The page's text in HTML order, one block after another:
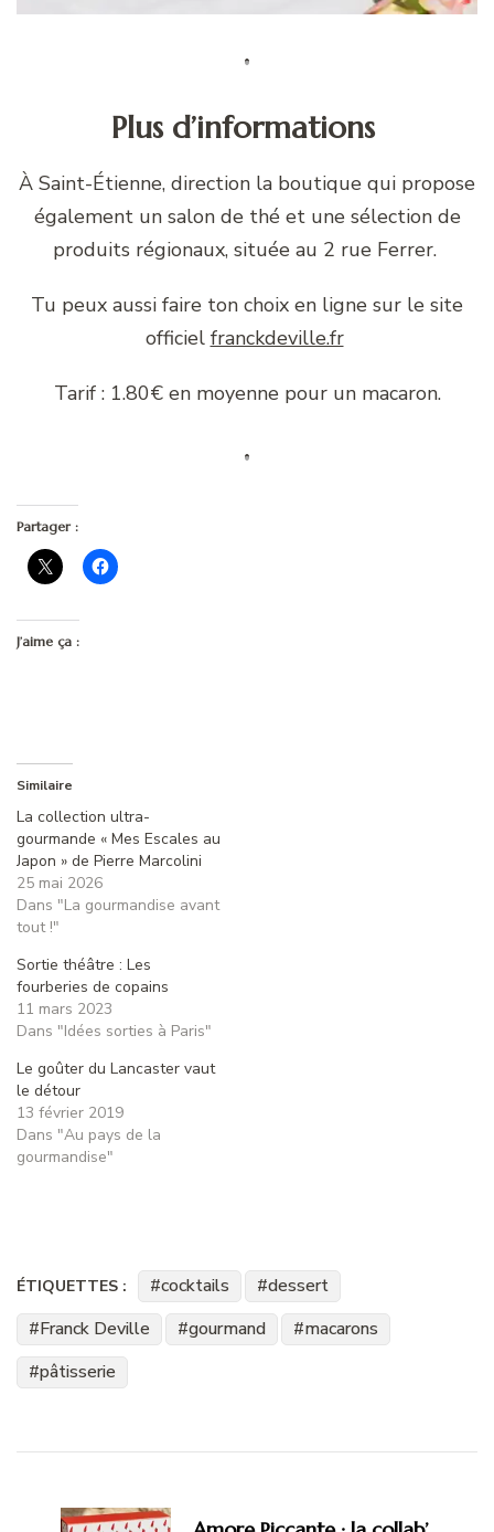
Plus d’informations
À Saint-Étienne, direction la boutique qui propose
également un salon de thé et une sélection de
produits régionaux, située au 2 rue Ferrer.
Tu peux aussi faire ton choix en ligne sur le site
officiel franckdeville.fr
Tarif : 1.80€ en moyenne pour un macaron.
Partager :
J’aime ça :
Similaire
La collection ultra-
gourmande « Mes Escales au
Japon » de Pierre Marcolini
25 mai 2026
Dans "La gourmandise avant
tout !"
Sortie théâtre : Les
fourberies de copains
11 mars 2023
Dans "Idées sorties à Paris"
Le goûter du Lancaster vaut
le détour
13 février 2019
Dans "Au pays de la
gourmandise"
ÉTIQUETTES : cocktails
dessert
Franck Deville
gourmand
macarons
pâtisserie
d'article